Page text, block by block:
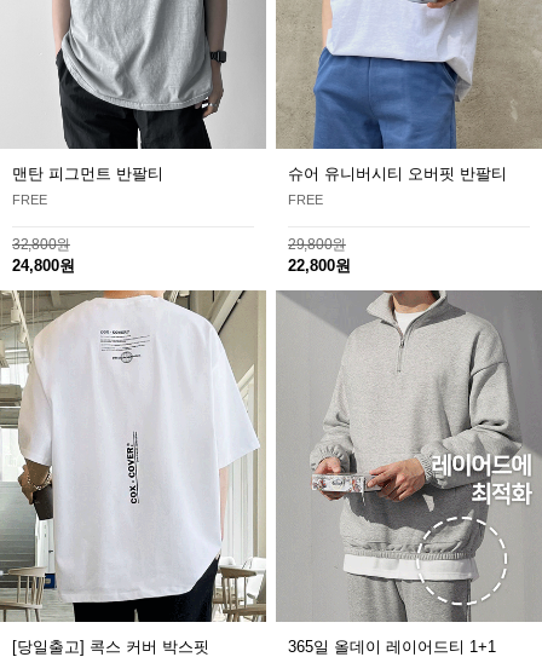
맨탄 피그먼트 반팔티
FREE
32,800원
24,800원
슈어 유니버시티 오버핏 반팔티
FREE
29,800원
22,800원
[당일출고] 콕스 커버 박스핏
365일 올데이 레이어드티 1+1